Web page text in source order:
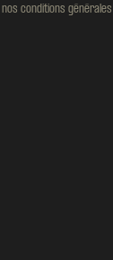
conditions